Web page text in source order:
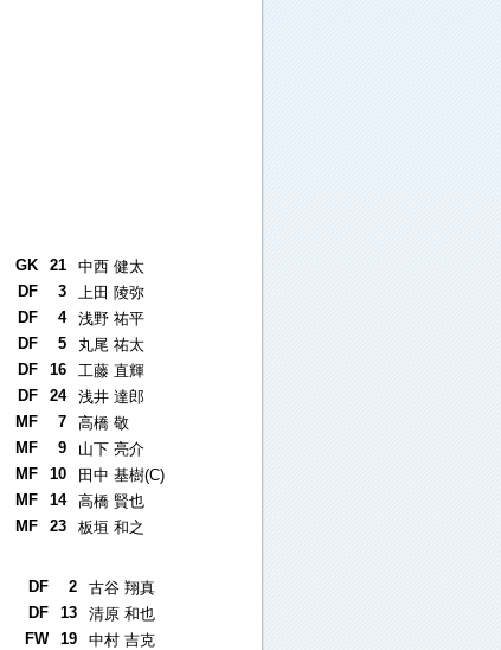
GK 21
中西 健太
DF
3
上田 陵弥
DF
4
浅野 祐平
DF
5
丸尾 祐太
DF
16
工藤 直輝
DF
24
浅井 達郎
MF
7
高橋 敬
MF
9
山下 亮介
MF
10
田中 基樹(C)
MF
14
高橋 賢也
MF
23 板垣 和之
DF 2
古谷 翔真
DF
13
清原 和也
FW
19
中村 吉克